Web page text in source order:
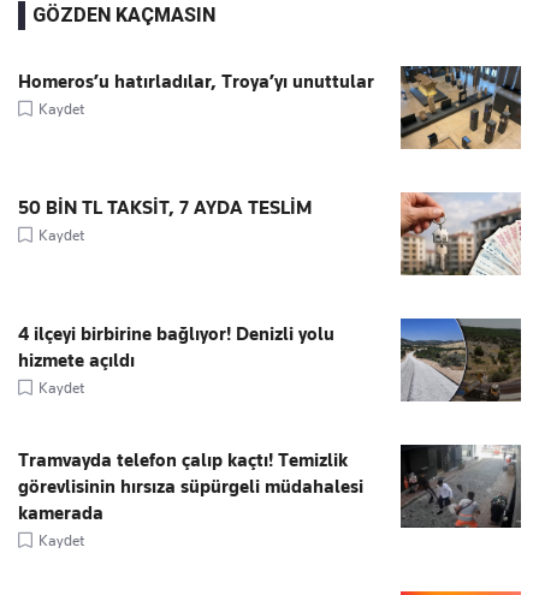
GÖZDEN KAÇMASIN
Homeros’u hatırladılar, Troya’yı unuttular
Kaydet
50 BİN TL TAKSİT, 7 AYDA TESLİM
Kaydet
4 ilçeyi birbirine bağlıyor! Denizli yolu
hizmete açıldı
Kaydet
Tramvayda telefon çalıp kaçtı! Temizlik
görevlisinin hırsıza süpürgeli müdahalesi
kamerada
Kaydet